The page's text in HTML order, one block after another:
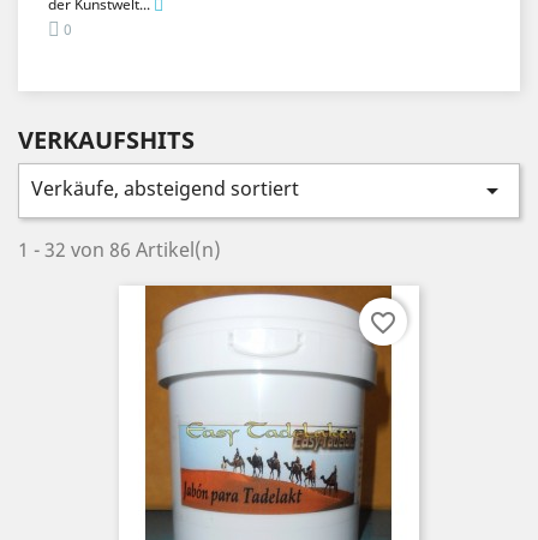
der Kunstwelt...
0
VERKAUFSHITS
Verkäufe, absteigend sortiert 
1 - 32 von 86 Artikel(n)
favorite_border